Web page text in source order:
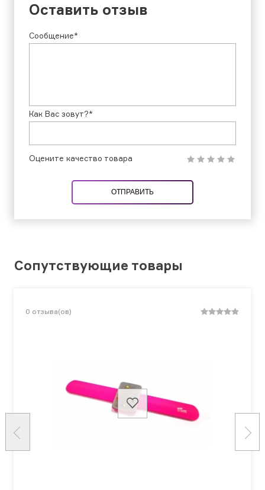
Оставить отзыв
Сообщение*
Как Вас зовут?*
Оцените качество товара
ОТПРАВИТЬ
Сопутствующие товары
0 отзыва(ов)